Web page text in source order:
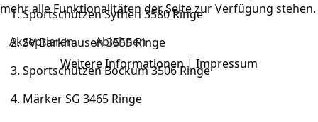
1. Sportschützen Sythen 3580 Ringe
2. SV Barkhausen 3555 Ringe
3. Sportschützen Bockum 3506 Ringe
4. Märker SG 3465 Ringe
mehr alle Funktionalitäten der Seite zur Verfügung stehen.
Akzeptieren
Ablehnen
Weitere Informationen| Impressum